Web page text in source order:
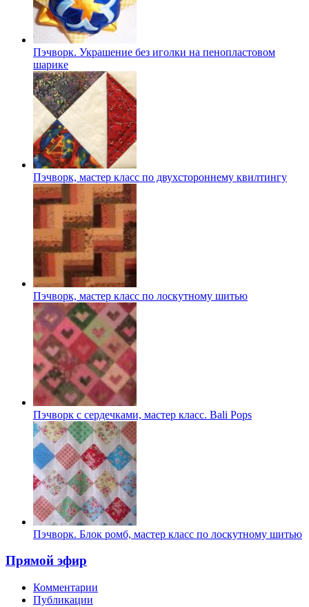
Пэчворк. Украшение без иголки на пенопластовом
шарике
Пэчворк, мастер класс по двухстороннему квилтингу
Пэчворк, мастер класс по лоскутному шитью
Пэчворк с сердечками, мастер класс. Bali Pops
Пэчворк. Блок ромб, мастер класс по лоскутному шитью
Прямой эфир
Комментарии
Публикации